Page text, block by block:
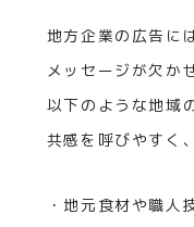
地方企業の広告に
メッセージが欠か
以下のような地域
共感を呼びやすく
・地元食材や職人